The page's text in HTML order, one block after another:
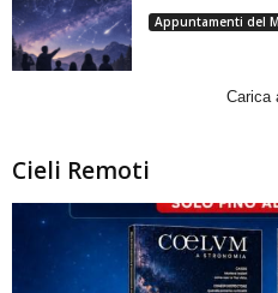
Appuntamenti del
Carica
Cieli Remoti